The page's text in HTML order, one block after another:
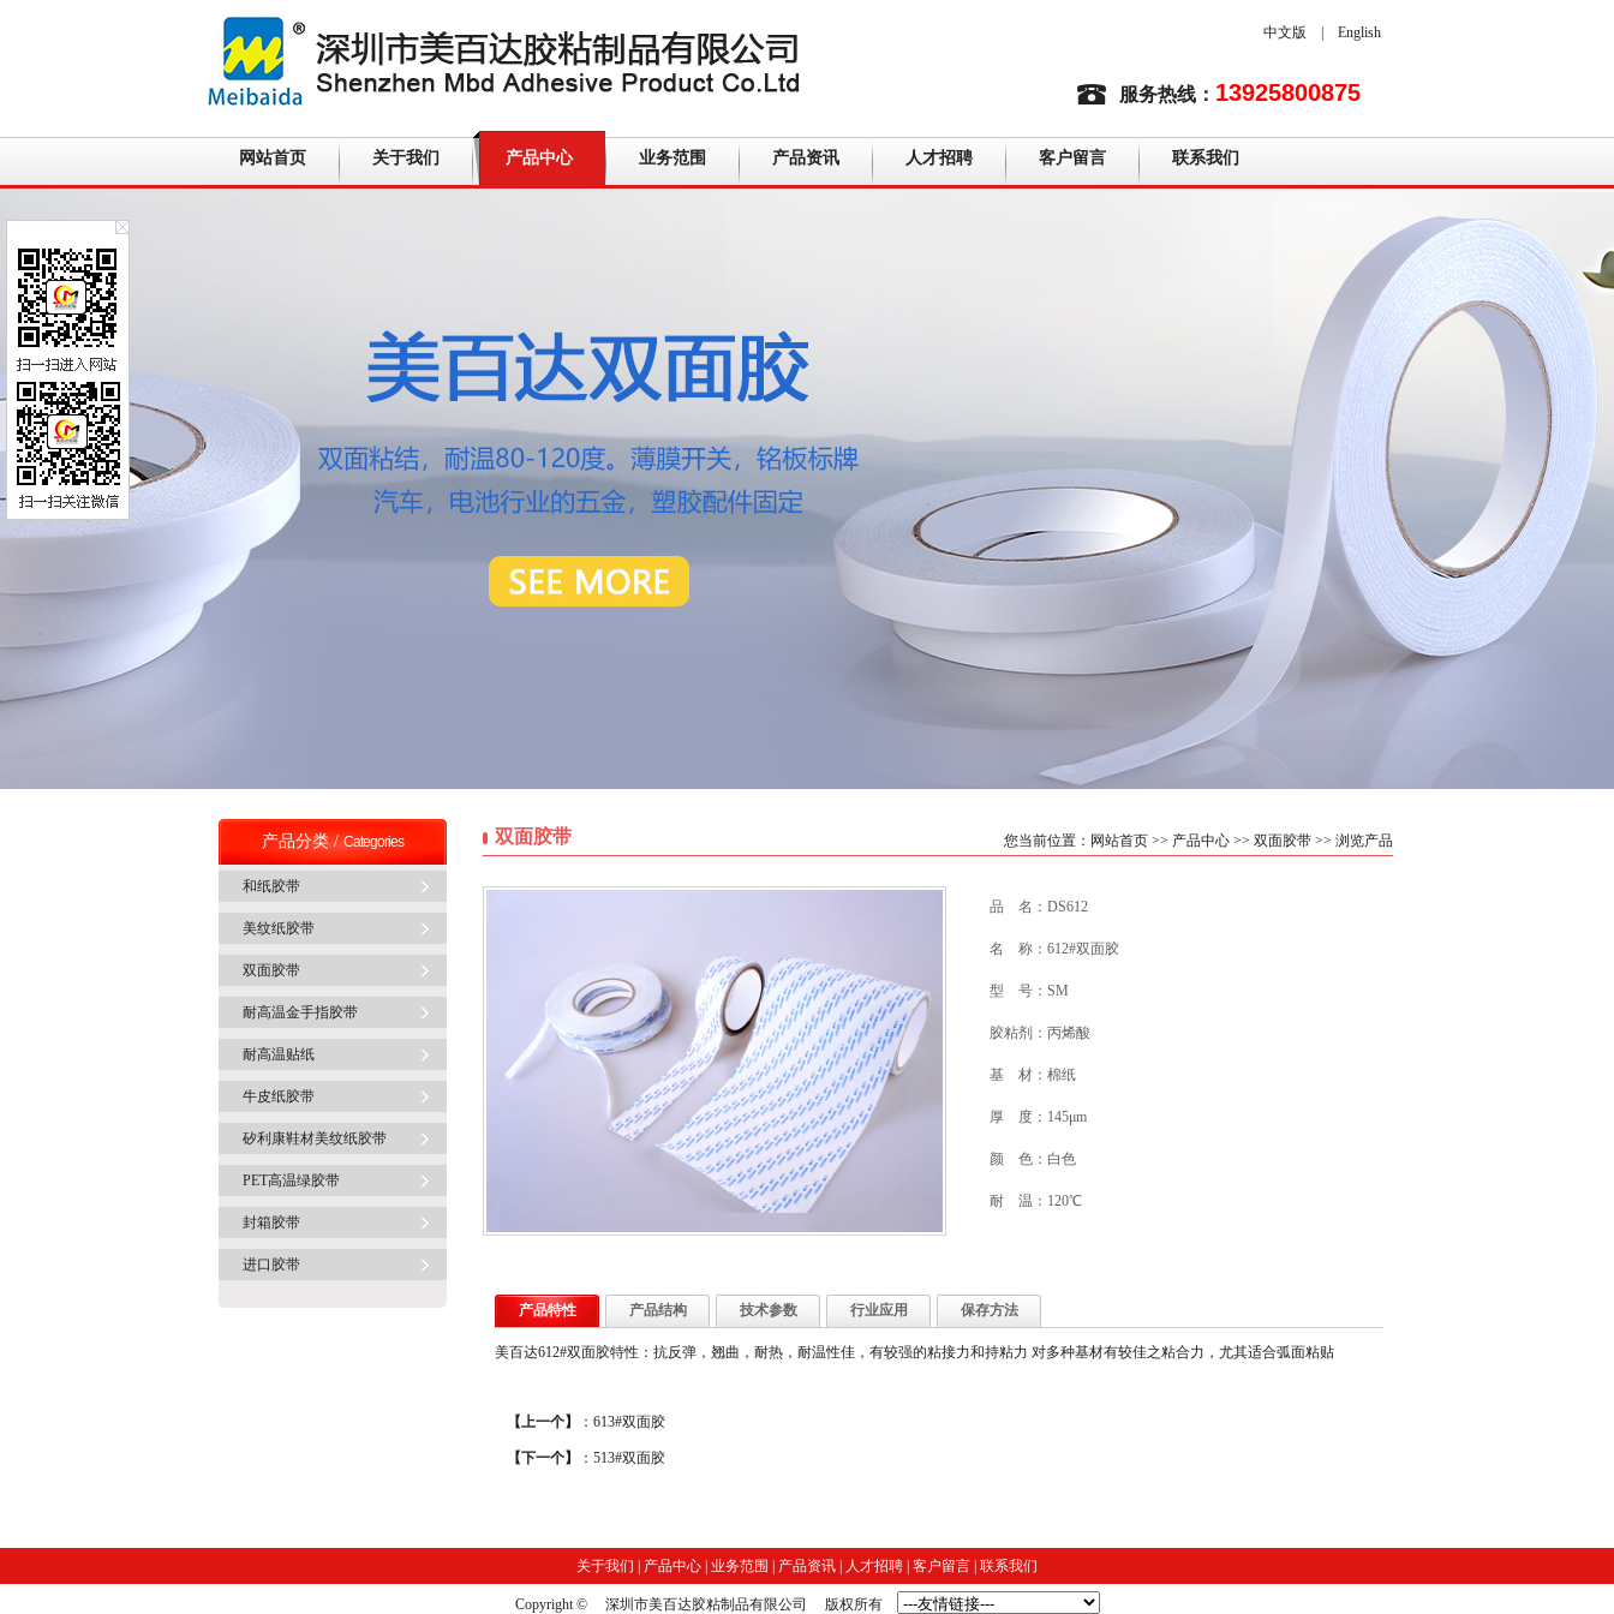
中文版 English
服务热线： 13925800875
网站首页 关于我们 产品中心 业务范围 产品资讯 人才招聘 客户留言 联系我们
产品分类 /Categories
和纸胶带
美纹纸胶带
双面胶带
耐高温金手指胶带
耐高温贴纸
牛皮纸胶带
矽利康鞋材美纹纸胶带
PET高温绿胶带
封箱胶带
进口胶带
双面胶带 您当前位置： 网站首页 >> 产品中心 >> 双面胶带 >> 浏览产品
品 名：DS612
名 称：612#双面胶
型 号：SM
胶粘剂：丙烯酸
基 材：棉纸
厚 度：145μm
颜 色：白色
耐 温：120℃
产品特性 产品结构 技术参数 行业应用 保存方法
美百达612#双面胶特性：抗反弹，翘曲，耐热，耐温性佳，有较强的粘接力和持粘力 对多种基材有较佳之粘合力，尤其适合弧面粘贴
【上一个】 ： 613#双面胶
【下一个】 ： 513#双面胶
关于我们 产品中心 业务范围 产品资讯 人才招聘 客户留言 联系我们
Copyright © 深圳市美百达胶粘制品有限公司 版权所有